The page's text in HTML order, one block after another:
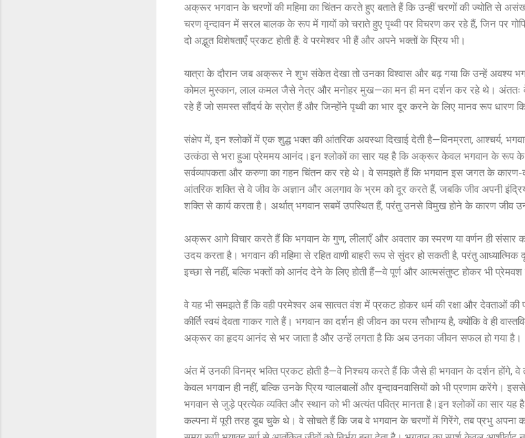
अक्रूर भगवान के चरणों की महिमा का चिंतन करते हुए बताते हैं कि उन्हीं चरणों की ज्योति से
चरण वृन्दावन में सरल बालक के रूप में गायों को चराते हुए पृथ्वी पर विचरण कर रहे हैं, जिन पर
दो अद्भुत विशेषताएँ प्रकट होती हैं: वे परमेश्वर भी हैं और अपने भक्तों के प्रिय भी।
यात्रा के दौरान जब अक्रूर ने शुभ संकेत देखा तो उनका विश्वास और बढ़ गया कि उन्हें अवश्य
कोमल मुस्कान, लाल कमल जैसे नेत्र और मनोहर मुख—का मन ही मन दर्शन कर रहे थे। अंततः वे
रहे हैं जो समस्त सौंदर्य के स्रोत हैं और जिन्होंने पृथ्वी का भार दूर करने के लिए मानव रूप
संक्षेप में, इन श्लोकों में एक शुद्ध भक्त की आंतरिक अवस्था दिखाई देती है—विनम्रता, आश्चर्य,
उत्कंठा से भरा हुआ प्रेममय आनंद।इन श्लोकों का सार यह है कि अक्रूर केवल भगवान के रूप के
सर्वव्यापकता और करुणा का गहन चिंतन कर रहे थे। वे समझते हैं कि भगवान इस जगत के कारण-
आंतरिक शक्ति से वे जीव के अज्ञान और अलगाव के भ्रम को दूर करते हैं, जबकि जीव अपनी
शक्ति से कार्य करता है। अर्थात् भगवान सबमें उपस्थित हैं, परंतु उनसे विमुख होने के कारण जीव
अक्रूर आगे विचार करते हैं कि भगवान के गुण, लीलाएँ और अवतार का स्मरण या वर्णन ही संसार को
उदय करता है। भगवान की महिमा से रहित वाणी बाहरी रूप से सुंदर हो सकती है, परंतु आध्यात्मिक
इच्छा से नहीं, बल्कि भक्तों को आनंद देने के लिए होती हैं—वे पूर्ण और आत्मसंतुष्ट होकर भी
वे यह भी समझते हैं कि वही परमेश्वर अब सात्वत वंश में प्रकट होकर धर्म की रक्षा और देवताओं
कीर्ति स्वयं देवता गाकर गाते हैं। भगवान का दर्शन ही जीवन का परम सौभाग्य है, क्योंकि वे ही
अक्रूर का हृदय आनंद से भर जाता है और उन्हें लगता है कि अब उनका जीवन सफल हो गया है।
अंत में उनकी विनम्र भक्ति प्रकट होती है—वे निश्चय करते हैं कि जैसे ही भगवान के दर्शन
केवल भगवान ही नहीं, बल्कि उनके प्रिय ग्वालबालों और वृन्दावनवासियों को भी प्रणाम करेंगे।
भगवान से जुड़े प्रत्येक व्यक्ति और स्थान को भी अत्यंत पवित्र मानता है।इन श्लोकों का सार
कल्पना में पूरी तरह डूब चुके थे। वे सोचते हैं कि जब वे भगवान के चरणों में गिरेंगे, तब प्रभु